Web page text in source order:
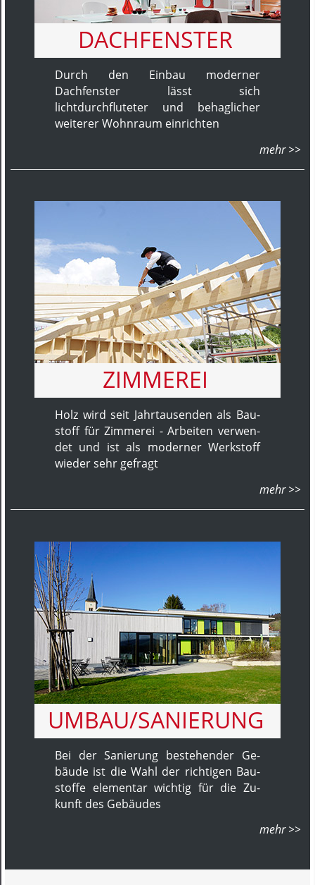
DACHFENSTER
Durch den Einbau moderner
Dachfenster lässt sich
lichtdurchfluteter und behaglicher
weiterer Wohnraum einrichten
ZIMMEREI
Holz wird seit Jahr­tausenden als Bau­
stoff für Zim­merei - Ar­bei­ten ver­wen­
det und ist als mo­der­ner Werk­stoff
wieder sehr ge­fragt
UMBAU/SANIERUNG
Bei der Sa­nie­rung be­ste­hen­der Ge­
bäu­de ist die Wahl der rich­ti­gen Bau­
stoffe ele­men­tar wichtig für die Zu­
kunft des Ge­bäu­des